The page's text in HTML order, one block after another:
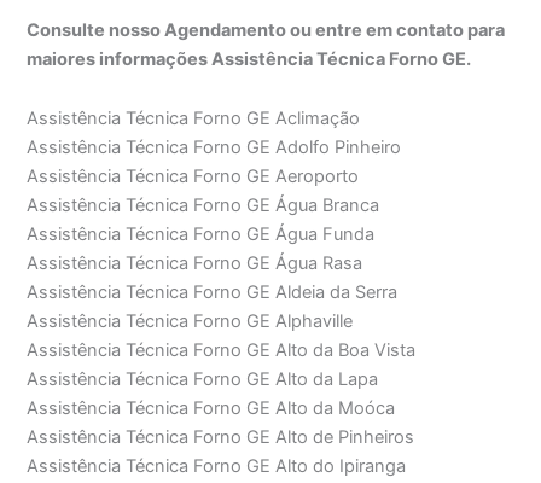
Consulte nosso Agendamento ou entre em contato para
maiores informações Assistência Técnica Forno GE.
Assistência Técnica Forno GE Aclimação
Assistência Técnica Forno GE Adolfo Pinheiro
Assistência Técnica Forno GE Aeroporto
Assistência Técnica Forno GE Água Branca
Assistência Técnica Forno GE Água Funda
Assistência Técnica Forno GE Água Rasa
Assistência Técnica Forno GE Aldeia da Serra
Assistência Técnica Forno GE Alphaville
Assistência Técnica Forno GE Alto da Boa Vista
Assistência Técnica Forno GE Alto da Lapa
Assistência Técnica Forno GE Alto da Moóca
Assistência Técnica Forno GE Alto de Pinheiros
Assistência Técnica Forno GE Alto do Ipiranga